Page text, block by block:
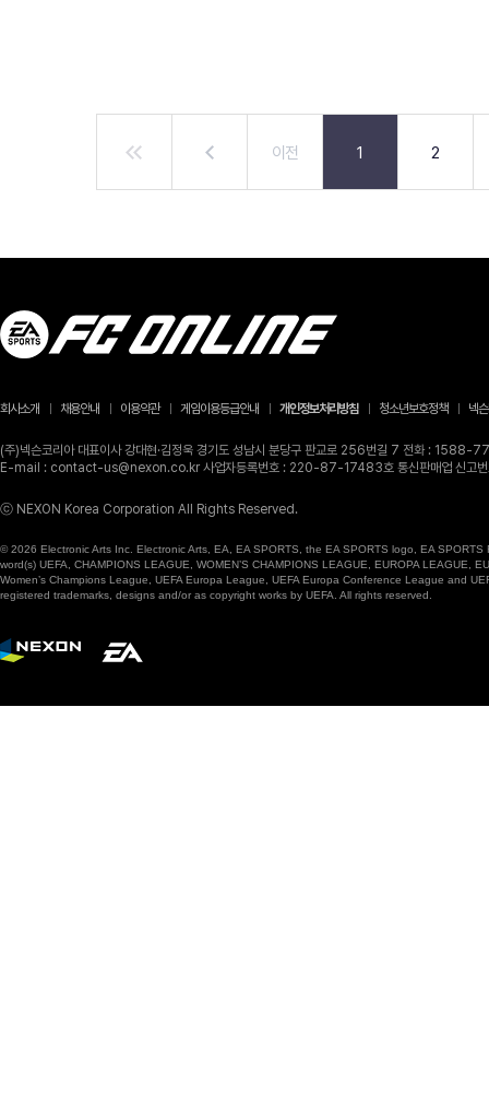
이전 1 2
회사소개 채용안내 이용약관 게임이용등급안내 개인정보처리방침 청소년보호정책 넥
(주)넥슨코리아 대표이사 강대현·김정욱 경기도 성남시 분당구 판교로 256번길 7 전화 :
E-mail : contact-us@nexon.co.kr 사업자등록번호 : 220-87-17483호 통신판매업 신고
ⓒ NEXON Korea Corporation All Rights Reserved.
© 2026 Electronic Arts Inc. Electronic Arts, EA, EA SPORTS, the EA SPORTS logo, EA
word(s) UEFA, CHAMPIONS LEAGUE, WOMEN’S CHAMPIONS LEAGUE, EUROPA LEAGUE,
Women’s Champions League, UEFA Europa League, UEFA Europa Conference League and
registered trademarks, designs and/or as copyright works by UEFA. All rights reserved.